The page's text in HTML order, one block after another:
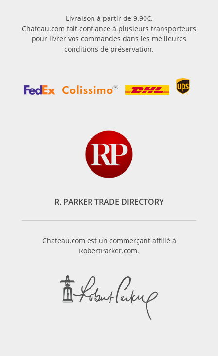
Livraison à partir de 9.90€.
Chateau.com fait confiance à plusieurs transporteurs
pour livrer vos commandes dans les meilleures
conditions de préservation.
R. PARKER TRADE DIRECTORY
Chateau.com est un commerçant affilié à
RobertParker.com.